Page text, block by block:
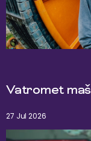
Vatromet
27 Jul 2026